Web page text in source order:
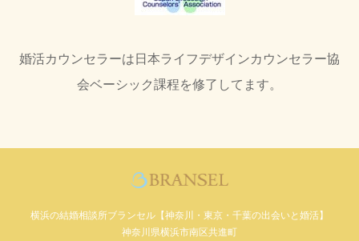
婚活カウンセラーは日本ライフデザインカウンセラー協
会ベーシック課程を修了してます。
横浜の結婚相談所ブランセル【神奈川・東京・千葉の出会いと婚活】
神奈川県横浜市南区共進町